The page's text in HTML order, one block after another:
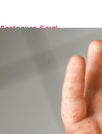
Destaques,Geral